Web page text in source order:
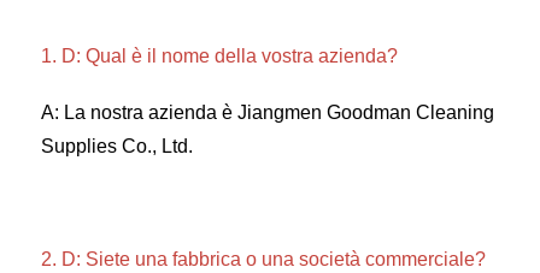
1. D: Qual è il nome della vostra azienda?
A: La nostra azienda è Jiangmen Goodman Cleaning
Supplies Co., Ltd.
2. D: Siete una fabbrica o una società commerciale?